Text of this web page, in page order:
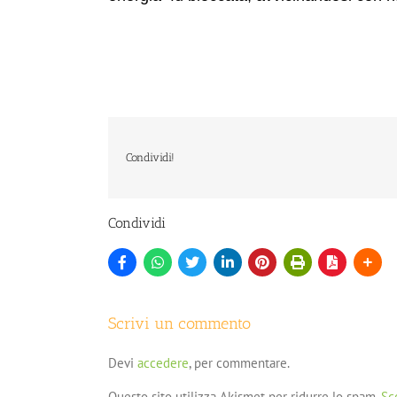
Condividi!
Condividi
Scrivi un commento
Devi accedere, per commentare.